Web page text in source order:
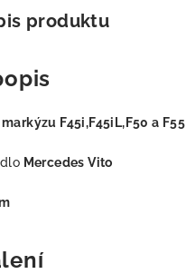
produktu
F45i,F45iL,F50 a F55
Mercedes Vito